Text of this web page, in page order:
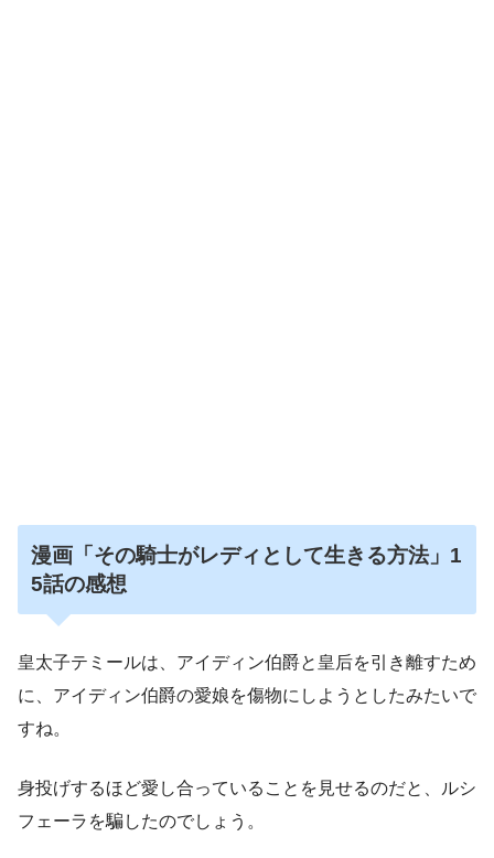
漫画「その騎士がレディとして生きる方法」1
5話の感想
皇太子テミールは、アイディン伯爵と皇后を引き離すため
に、アイディン伯爵の愛娘を傷物にしようとしたみたいで
すね。
身投げするほど愛し合っていることを見せるのだと、ルシ
フェーラを騙したのでしょう。